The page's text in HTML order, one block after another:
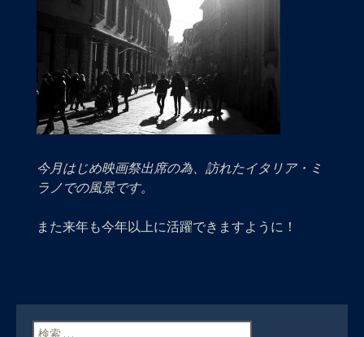
今月はじめ映画祭出席の為、訪れたイタリア・ミ
ラノでの風景です。
また来年も今年以上に活躍できますように！
検索: